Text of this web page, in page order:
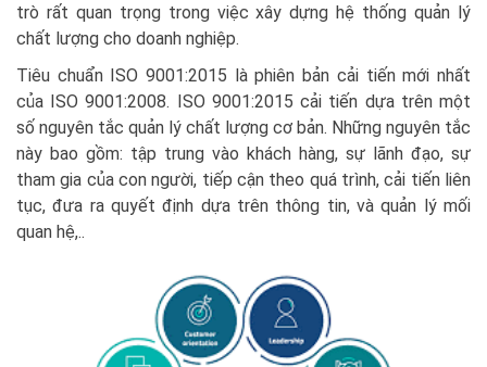
trò rất quan trọng trong việc xây dựng hệ thống quản lý
chất lượng cho doanh nghiệp.
Tiêu chuẩn ISO 9001:2015 là phiên bản cải tiến mới nhất
của ISO 9001:2008. ISO 9001:2015 cải tiến dựa trên một
số nguyên tắc quản lý chất lượng cơ bản. Những nguyên tắc
này bao gồm: tập trung vào khách hàng, sự lãnh đạo, sự
tham gia của con người, tiếp cận theo quá trình, cải tiến liên
tục, đưa ra quyết định dựa trên thông tin, và quản lý mối
quan hệ,..